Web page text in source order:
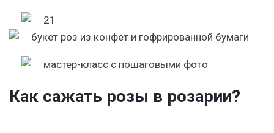
Как сажать розы в розарии?